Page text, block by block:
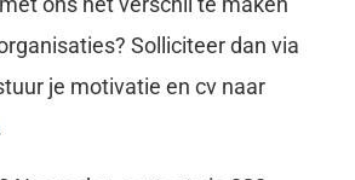
Solliciteer dan via
je motivatie en cv naar